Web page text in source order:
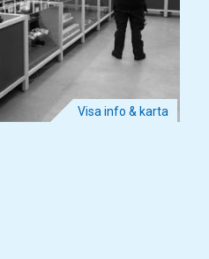
Visa info & karta